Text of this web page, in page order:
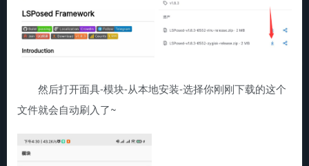
然后打开面具-模块-从本地安装-选择你刚刚下载的这个
文件就会自动刷入了~